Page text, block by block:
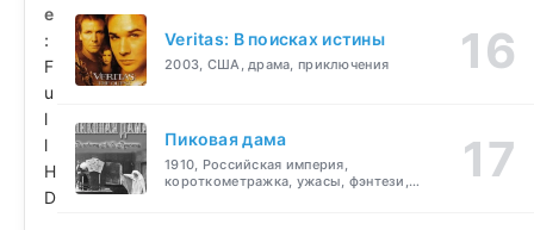
е
:
F
u
l
l
H
D
Veritas: В поисках истины
2003, США, драма, приключения
Пиковая дама
1910, Российская империя,
короткометражка, ужасы, фэнтези,